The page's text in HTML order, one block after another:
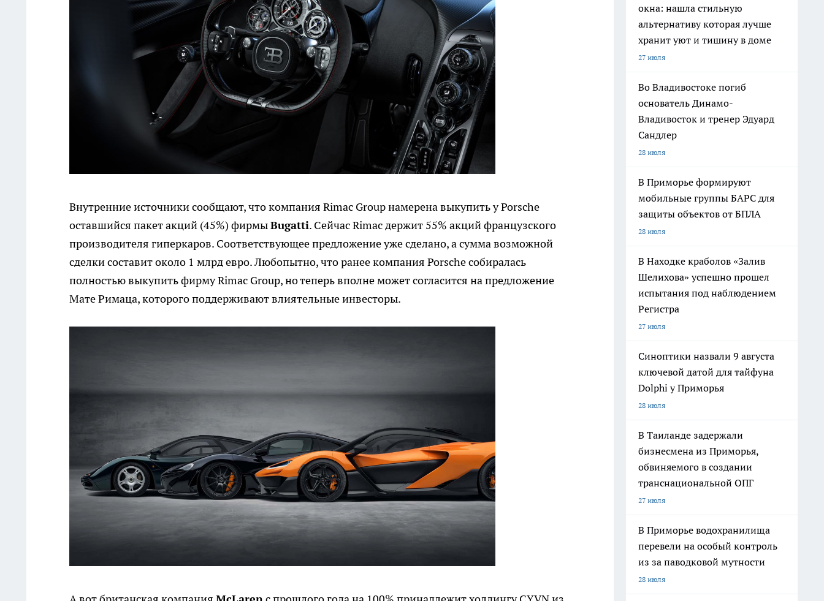
Внутренние источники сообщают, что компания Rimac Group намерена выкупить у Porsche
оставшийся пакет акций (45%) фирмыBugatti. Сейчас Rimac держит 55% акций французского
производителя гиперкаров. Соответствующее предложение уже сделано, а сумма возможной
сделки составит около 1 млрд евро. Любопытно, что ранее компания Porsche собиралась
полностью выкупить фирму Rimac Group, но теперь вполне может согласится на предложение
Мате Римаца, которого поддерживают влиятельные инвесторы.
окна: нашла стильную
альтернативу которая лучше
хранит уют и тишину в доме
27 июля
Во Владивостоке погиб
основатель Динамо-
Владивосток и тренер Эдуард
Сандлер
28 июля
В Приморье формируют
мобильные группы БАРС для
защиты объектов от БПЛА
28 июля
В Находке краболов «Залив
Шелихова» успешно прошел
испытания под наблюдением
Регистра
27 июля
Синоптики назвали 9 августа
ключевой датой для тайфуна
Dolphi у Приморья
28 июля
В Таиланде задержали
бизнесмена из Приморья,
обвиняемого в создании
транснациональной ОПГ
27 июля
В Приморье водохранилища
перевели на особый контроль
из за паводковой мутности
28 июля